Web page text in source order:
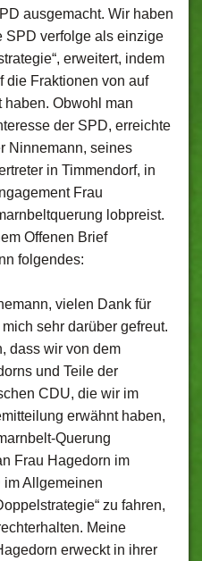
ausgemacht. Wir haben
SPD verfolge als einzige
erweitert, indem
die Fraktionen von auf
Obwohl man
der SPD, erreichte
Ninnemann, seines
in Timmendorf, in
Frau
lobpreist.
Offenen Brief
folgendes:
vielen Dank für
sehr darüber gefreut.
dass wir von dem
und Teile der
CDU, die wir im
erwähnt haben,
Querung
Frau Hagedorn im
Allgemeinen
zu fahren,
Meine
erweckt in ihrer